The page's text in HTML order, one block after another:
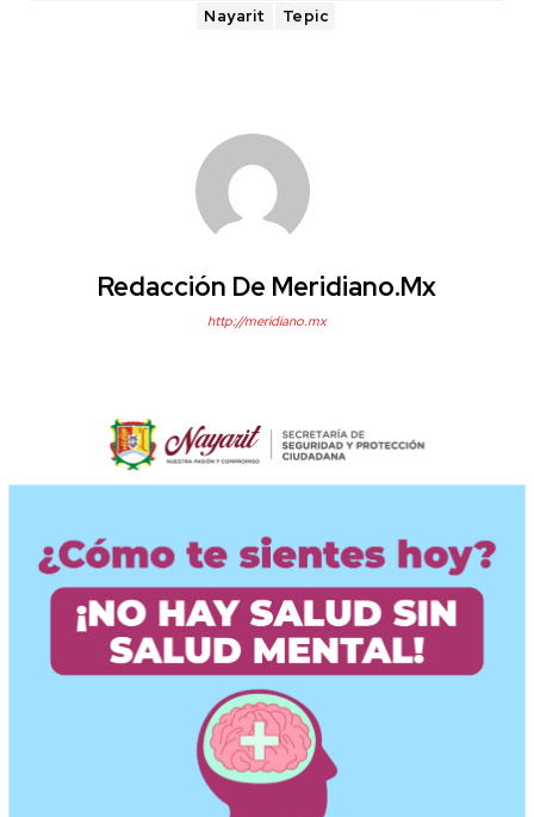
Nayarit
Tepic
Redacción De Meridiano.mx
http://meridiano.mx